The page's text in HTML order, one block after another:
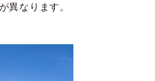
異なります。